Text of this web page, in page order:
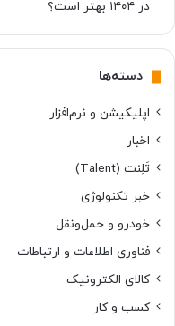
در ۱۴۰۴ بهتر است؟
دسته‌ها
اپلیکیشن و نرم‌افزار
اخبار
تَلِنت (Talent)
خبر تکنولوژی
خودرو و حمل‌و‌نقل
فناوری اطلاعات و ارتباطات
کالای الکترونیک
کسب و کار